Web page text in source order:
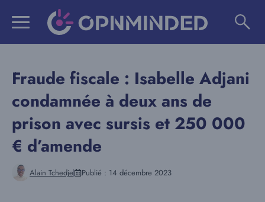
Fraude fiscale : Isabelle Adjani
condamnée à deux ans de
prison avec sursis et 250 000
€ d’amende
Alain Tchedje Publié : 14 décembre 2023